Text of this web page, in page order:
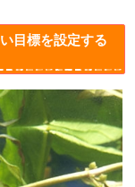
目標を設定する